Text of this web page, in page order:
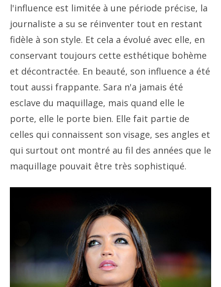
l'influence est limitée à une période précise, la
journaliste a su se réinventer tout en restant
fidèle à son style. Et cela a évolué avec elle, en
conservant toujours cette esthétique bohème
et décontractée. En beauté, son influence a été
tout aussi frappante. Sara n'a jamais été
esclave du maquillage, mais quand elle le
porte, elle le porte bien. Elle fait partie de
celles qui connaissent son visage, ses angles et
qui surtout ont montré au fil des années que le
maquillage pouvait être très sophistiqué.